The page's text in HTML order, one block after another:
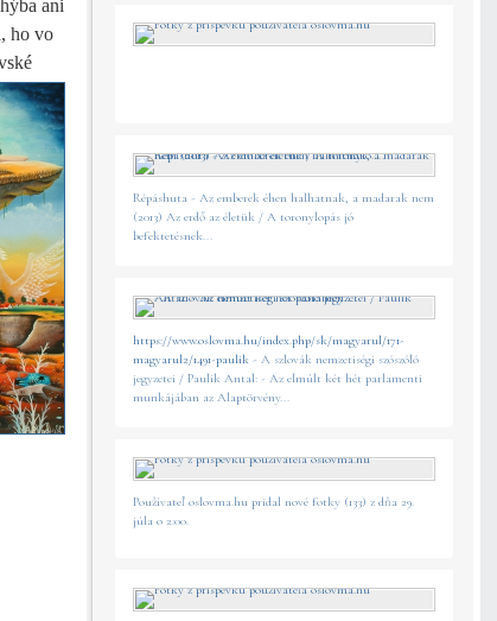
ani
ho vo
Répáshuta - Az emberek éhen halhatnak, a madarak nem
(2013) Az erdő az életük / A toronylopás jó
befektetésnek...
https://www.oslovma.hu/index.php/sk/magyarul/171-
magyarul2/1491-paulik - A szlovák nemzetiségi szószóló
jegyzetei / Paulik Antal: - Az elmúlt két hét parlamenti
munkájában az Alaptörvény...
Používateľ oslovma.hu pridal nové fotky (133) z dňa 29.
júla o 2:00.